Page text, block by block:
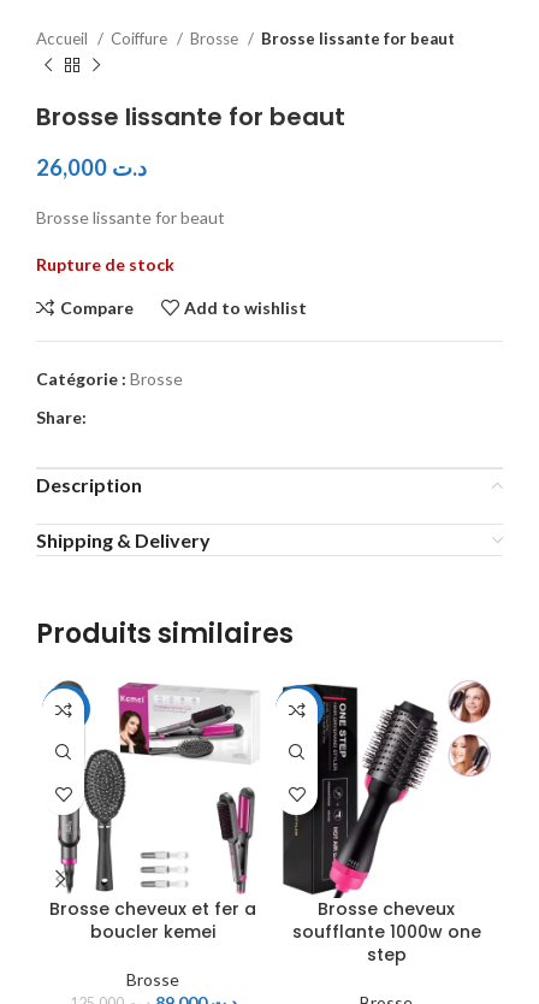
Accueil Coiffure Brosse Brosse lissante for beaut
Brosse lissante for beaut
د.ت
Brosse lissante for beaut
Rupture de stock
Compare Add to wishlist
Catégorie : Brosse
Share:
Description
Shipping & Delivery
Produits similaires
-29%
Brosse cheveux et fer a
boucler kemei
Brosse
-53%
Brosse cheveux
soufflante 1000w one
step